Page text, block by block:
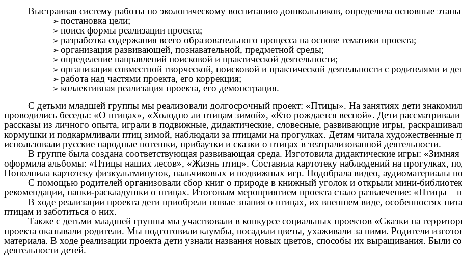
Выстраивая систему работы по экологическому воспитанию дошкольников, определила основные
постановка цели;
поиск формы реализации проекта;
разработка содержания всего образовательного процесса на основе тематики проекта;
организация развивающей, познавательной, предметной среды;
определение направлений поисковой и практической деятельности;
организация совместной творческой, поисковой и практической деятельности с родителями и
работа над частями проекта, его коррекция;
коллективная реализация проекта, его демонстрация.
С детьми младшей группы мы реализовали долгосрочный проект: «Птицы». На занятиях дети
проводились беседы: «О птицах», «Холодно ли птицам зимой», «Кто рождается весной». Дети
рассказы из личного опыта, играли в подвижные, дидактические, словесные, развивающие игры,
кормушки и подкармливали птиц зимой, наблюдали за птицами на прогулках. Детям читала художественные
использовали русские народные потешки, прибаутки и сказки о птицах в театрализованной деятельности.
В группе была создана соответствующая развивающая среда. Изготовила дидактические игры:
оформила альбомы: «Птицы наших лесов», «Жизнь птиц». Составила картотеку наблюдений на прогулках,
Пополнила картотеку физкультминуток, пальчиковых и подвижных игр. Подобрала видео, аудиоматериалы
С помощью родителей организовали сбор книг о природе в книжный уголок и открыли мини-
рекомендации, папки-раскладушки о птицах. Итоговым мероприятием проекта стало развлечение: «Птицы –
В ходе реализации проекта дети приобрели новые знания о птицах, их внешнем виде, особенностях
птицам и заботиться о них.
Также с детьми младшей группы мы участвовали в конкурсе социальных проектов «Сказки на
проекта оказывали родители. Мы подготовили клумбы, посадили цветы, ухаживали за ними. Родители
материала. В ходе реализации проекта дети узнали названия новых цветов, способы их выращивания. Были
деятельности детей.